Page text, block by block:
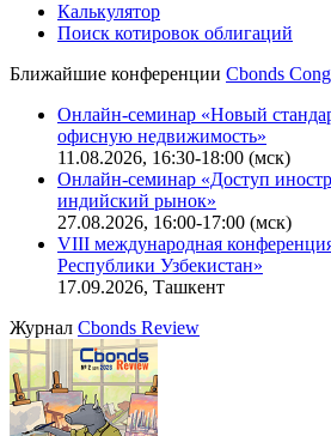
Калькулятор
Поиск котировок облигаций
Ближайшие конференции Cbonds
Онлайн-семинар «Новый
офисную недвижимость»
11.08.2026, 16:30-18:00 (мск)
Онлайн-семинар «Доступ
индийский рынок»
27.08.2026, 16:00-17:00 (мск)
VIII международная
Республики Узбекистан»
17.09.2026, Ташкент
Журнал Cbonds Review